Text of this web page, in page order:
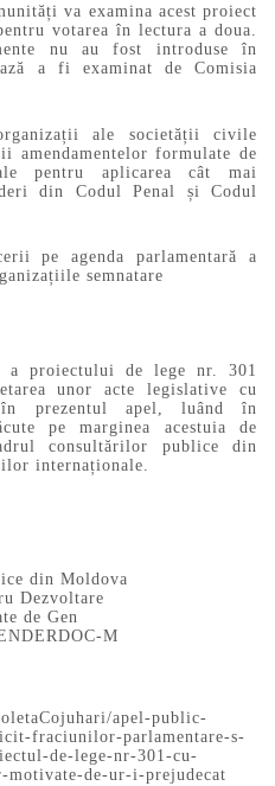
va examina acest proiect
votarea în lectura a doua.
nu au fost introduse în
a fi examinat de Comisia
ale societății civile
amendamentelor formulate de
pentru aplicarea cât mai
din Codul Penal și Codul
pe agenda parlamentară a
semnatare
proiectului de lege nr. 301
unor acte legislative cu
în prezentul apel, luând în
pe marginea acestuia de
consultărilor publice din
internaționale.
din Moldova
Dezvoltare
de Gen
M
apel-public-
fraciunilor-parlamentare-s-
de-lege-nr-301-cu-
motivate-de-ur-i-prejudecat